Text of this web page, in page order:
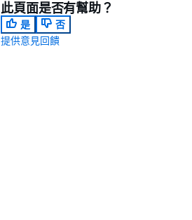
此頁面是否有幫助？
是
否
提供意見回饋